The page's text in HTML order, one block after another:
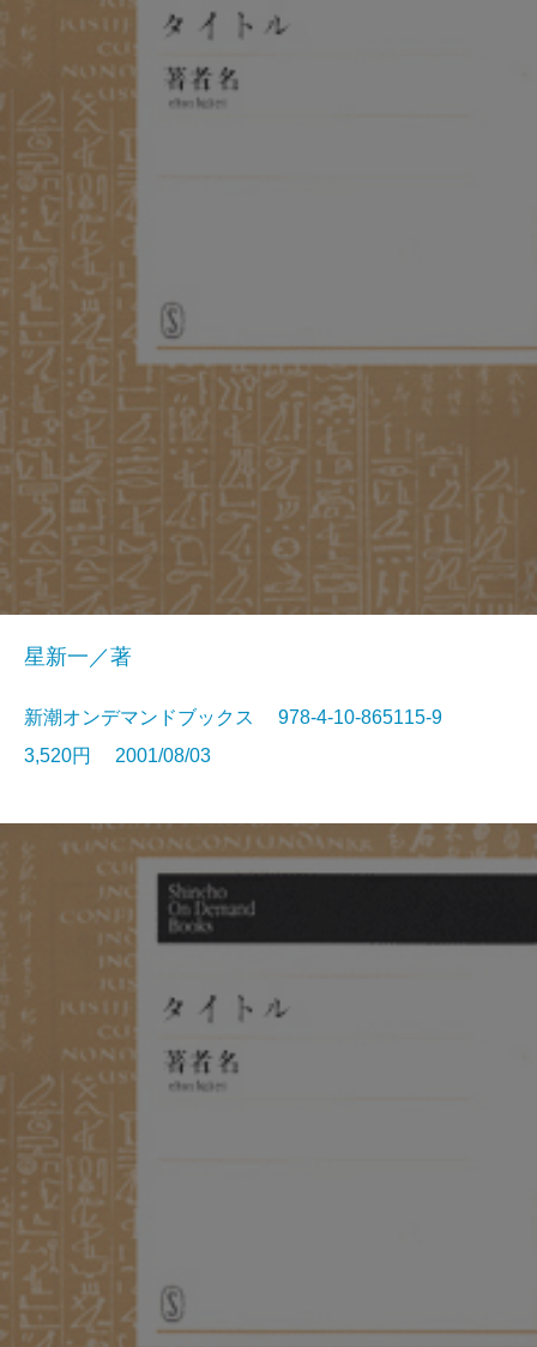
星新一／著
新潮オンデマンドブックス 978-4-10-865115-9
3,520円 2001/08/03